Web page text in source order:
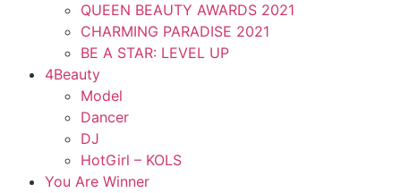
QUEEN BEAUTY AWARDS 2021
CHARMING PARADISE 2021
BE A STAR: LEVEL UP
4Beauty
Model
Dancer
DJ
HotGirl – KOLS
You Are Winner